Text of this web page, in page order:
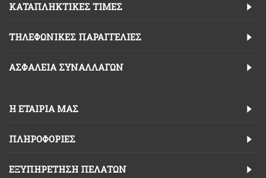
ΚΑΤΑΠΛΗΚΤΙΚΈΣ ΤΙΜΈΣ
TΗΛΕΦΩΝΙΚΈΣ ΠΑΡΑΓΓΕΛΊΕΣ
ΑΣΦΆΛΕΙΑ ΣΥΝΑΛΛΑΓΏΝ
Η ΕΤΑΙΡΊΑ ΜΑΣ
ΠΛΗΡΟΦΟΡΊΕΣ
ΕΞΥΠΗΡΈΤΗΣΗ ΠΕΛΑΤΏΝ